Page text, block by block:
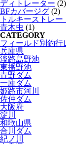
ディトレーター (2)
BFカバージグ (2)
トルキーストレー
青木虫 (1)
CATEGORY
フィールド別釣行
兵庫県
淡路島野池
東播野池
青野ダム
一庫ダム
姫路市河川
佐仲ダム
大阪府
淀川
和歌山県
合川ダム
紀ノ川